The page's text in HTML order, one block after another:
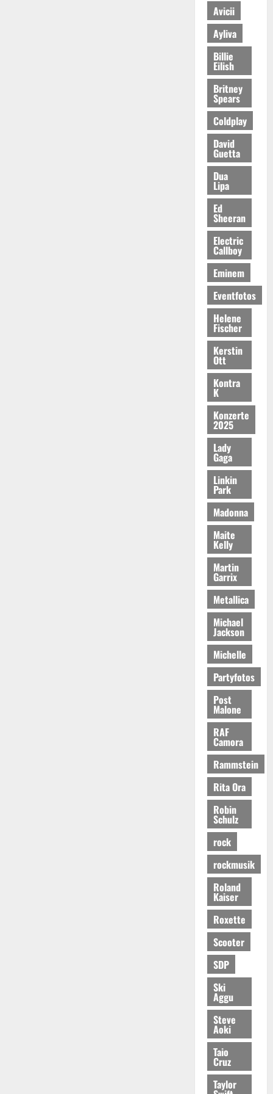
Avicii
Ayliva
Billie
Eilish
Britney
Spears
Coldplay
David
Guetta
Dua
Lipa
Ed
Sheeran
Electric
Callboy
Eminem
Eventfotos
Helene
Fischer
Kerstin
Ott
Kontra
K
Konzerte
2025
Lady
Gaga
Linkin
Park
Madonna
Maite
Kelly
Martin
Garrix
Metallica
Michael
Jackson
Michelle
Partyfotos
Post
Malone
RAF
Camora
Rammstein
Rita Ora
Robin
Schulz
rock
rockmusik
Roland
Kaiser
Roxette
Scooter
SDP
Ski
Aggu
Steve
Aoki
Taio
Cruz
Taylor